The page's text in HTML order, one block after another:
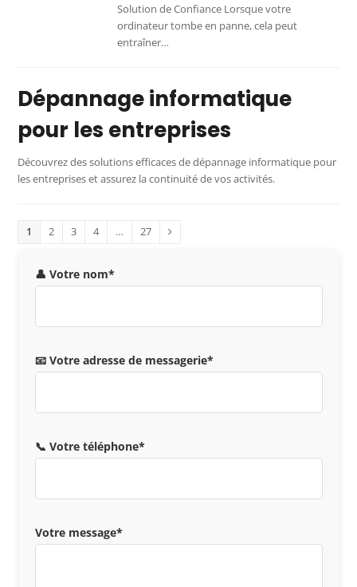
Solution de Confiance Lorsque votre
ordinateur tombe en panne, cela peut
entraîner…
Dépannage informatique
pour les entreprises
Découvrez des solutions efficaces de dépannage informatique pour
les entreprises et assurez la continuité de vos activités.
1 2 3 4 … 27
👤 Votre nom*
📧 Votre adresse de messagerie*
📞 Votre téléphone*
Votre message*